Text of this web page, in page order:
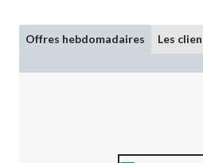
Offres hebdomadaires Les